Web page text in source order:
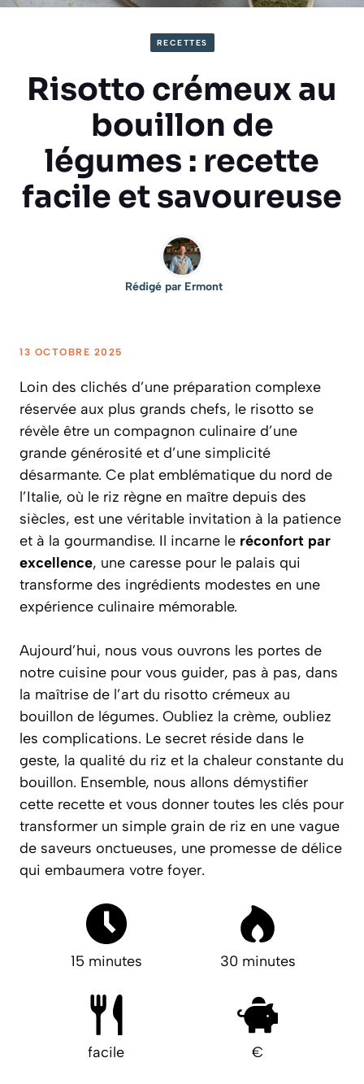
RECETTES
Risotto crémeux au
bouillon de
légumes : recette
facile et savoureuse
Rédigé par Ermont
13 OCTOBRE 2025
Loin des clichés d’une préparation complexe
réservée aux plus grands chefs, le risotto se
révèle être un compagnon culinaire d’une
grande générosité et d’une simplicité
désarmante. Ce plat emblématique du nord de
l’Italie, où le riz règne en maître depuis des
siècles, est une véritable invitation à la patience
et à la gourmandise. Il incarne le réconfort par
excellence, une caresse pour le palais qui
transforme des ingrédients modestes en une
expérience culinaire mémorable.
Aujourd’hui, nous vous ouvrons les portes de
notre cuisine pour vous guider, pas à pas, dans
la maîtrise de l’art du risotto crémeux au
bouillon de légumes. Oubliez la crème, oubliez
les complications. Le secret réside dans le
geste, la qualité du riz et la chaleur constante du
bouillon. Ensemble, nous allons démystifier
cette recette et vous donner toutes les clés pour
transformer un simple grain de riz en une vague
de saveurs onctueuses, une promesse de délice
qui embaumera votre foyer.
15 minutes 30 minutes
facile €